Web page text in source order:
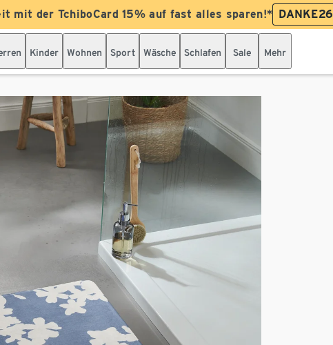
mit der TchiboCard 15% auf fast alles sparen!* DANKE26
Kinder Wohnen Sport Wäsche Schlafen Sale Mehr